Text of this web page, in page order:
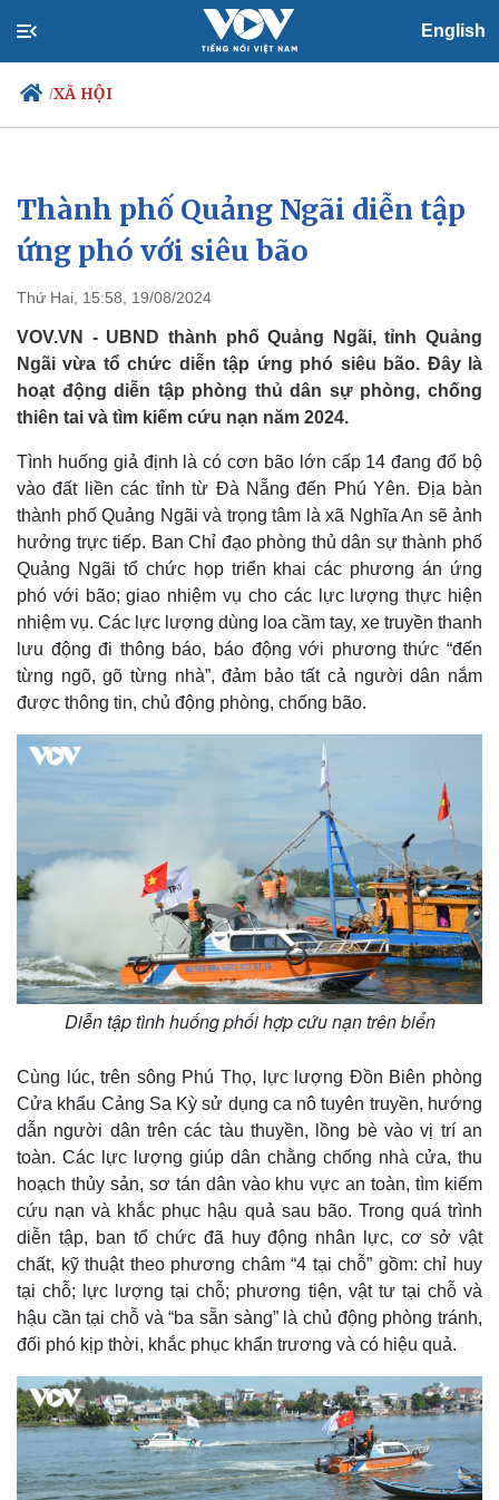
English
/XÃ HỘI
Chính trị
Đảng
Tổ chức nhân sự
Nhận diện sự thật
Xã hội
Tin 24h
Dự báo thời tiết
Việc làm
Biển đảo
Thành phố Quảng Ngãi diễn tập
ứng phó với siêu bão
Thứ Hai, 15:58, 19/08/2024
VOV.VN - UBND thành phố Quảng Ngãi, tỉnh Quảng
Ngãi vừa tổ chức diễn tập ứng phó siêu bão. Đây là
hoạt động diễn tập phòng thủ dân sự phòng, chống
thiên tai và tìm kiếm cứu nạn năm 2024.
Tình huống giả định là có cơn bão lớn cấp 14 đang đổ bộ
vào đất liền các tỉnh từ Đà Nẵng đến Phú Yên. Địa bàn
thành phố Quảng Ngãi và trọng tâm là xã Nghĩa An sẽ ảnh
hưởng trực tiếp. Ban Chỉ đạo phòng thủ dân sự thành phố
Quảng Ngãi tổ chức họp triển khai các phương án ứng
phó với bão; giao nhiệm vụ cho các lực lượng thực hiện
nhiệm vụ. Các lực lượng dùng loa cầm tay, xe truyền thanh
lưu động đi thông báo, báo động với phương thức “đến
từng ngõ, gõ từng nhà”, đảm bảo tất cả người dân nắm
được thông tin, chủ động phòng, chống bão.
Diễn tập tình huống phối hợp cứu nạn trên biển
Cùng lúc, trên sông Phú Thọ, lực lượng Đồn Biên phòng
Cửa khẩu Cảng Sa Kỳ sử dụng ca nô tuyên truyền, hướng
dẫn người dân trên các tàu thuyền, lồng bè vào vị trí an
toàn. Các lực lượng giúp dân chằng chống nhà cửa, thu
hoạch thủy sản, sơ tán dân vào khu vực an toàn, tìm kiếm
cứu nạn và khắc phục hậu quả sau bão. Trong quá trình
diễn tập, ban tổ chức đã huy động nhân lực, cơ sở vật
chất, kỹ thuật theo phương châm “4 tại chỗ” gồm: chỉ huy
tại chỗ; lực lượng tại chỗ; phương tiện, vật tư tại chỗ và
hậu cần tại chỗ và “ba sẵn sàng” là chủ động phòng tránh,
đối phó kịp thời, khắc phục khẩn trương và có hiệu quả.